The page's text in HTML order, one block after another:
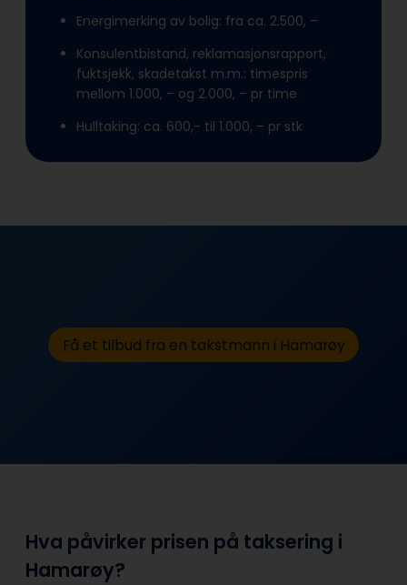
Energimerking av bolig: fra ca. 2.500, –
Konsulentbistand, reklamasjonsrapport,
fuktsjekk, skadetakst m.m.: timespris
mellom 1.000, – og 2.000, – pr time
Hulltaking: ca. 600,- til 1.000, – pr stk
Få et tilbud fra en takstmann i Hamarøy
Hva påvirker prisen på taksering i
Hamarøy?